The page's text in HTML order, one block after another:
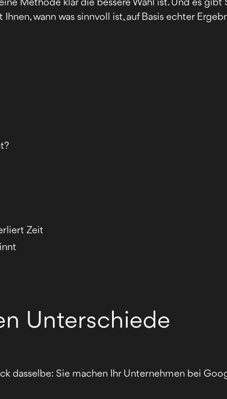
Methode klar die bessere Wahl ist. Und es
wann was sinnvoll ist, auf Basis echter
Zeit
Unterschiede
dasselbe: Sie machen Ihr Unternehmen bei